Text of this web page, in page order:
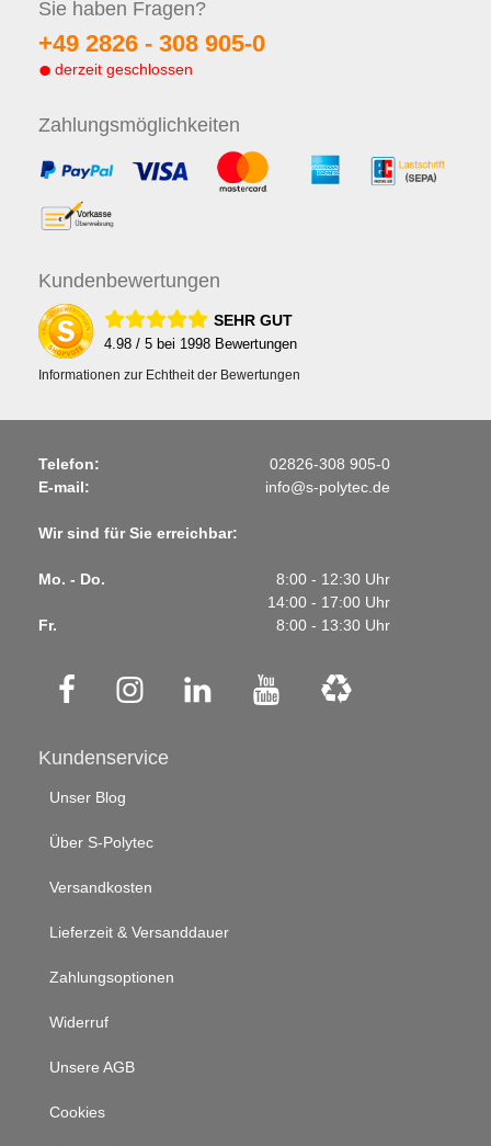
Sie haben Fragen?
+49 2826 - 308 905-0
derzeit geschlossen
Zahlungsmöglichkeiten
Kundenbewertungen
SEHR GUT
4.98 / 5 bei 1998 Bewertungen
Informationen zur Echtheit der Bewertungen
Telefon:
02826-308 905-0
E-mail:
info@s-polytec.de
Wir sind für Sie erreichbar:
Mo. - Do.
8:00 - 12:30 Uhr
14:00 - 17:00 Uhr
Fr.
8:00 - 13:30 Uhr
Kundenservice
Unser Blog
Über S-Polytec
Versandkosten
Lieferzeit & Versanddauer
Zahlungsoptionen
Widerruf
Unsere AGB
Cookies